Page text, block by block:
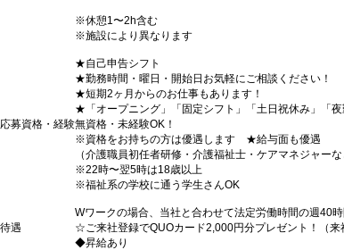
※休憩1〜2h含む
※施設により異なります
★自己申告シフト
★勤務時間・曜日・開始日お気軽にご相談ください！
★短期2ヶ月からのお仕事もあります！
★「オープニング」「固定シフト」「土日祝休み」「
応募資格・経験無資格・未経験OK！
※資格をお持ちの方は優遇します ★給与面も優遇
（介護職員初任者研修・介護福祉士・ケアマネジャーな
※22時〜翌5時は18歳以上
※福祉系の学校に通う学生さんOK
Wワークの場合、当社と合わせて法定労働時間の週40
待遇
☆ご来社登録でQUOカード2,000円分プレゼント！（来
◆昇給あり